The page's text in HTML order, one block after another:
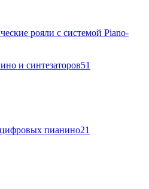
рояли с системой Piano-
и синтезаторов51
цифровых пианино21